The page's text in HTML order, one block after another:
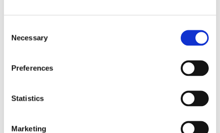
Selection
Necessary
Preferences
Statistics
Marketing
100% PVC ftalatfri, torkas av med fuktad trasa